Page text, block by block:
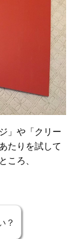
」や「クリー
たりを試して
ころ、
？